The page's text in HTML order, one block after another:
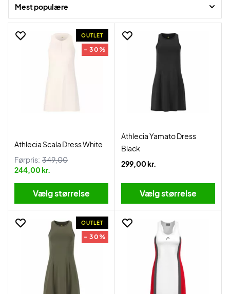
Mest populære
OUTLET
- 30%
Athlecia Scala Dress White
Førpris: 349,00
244,00 kr.
Vælg størrelse
Athlecia Yamato Dress
Black
299,00 kr.
Vælg størrelse
OUTLET
- 30%